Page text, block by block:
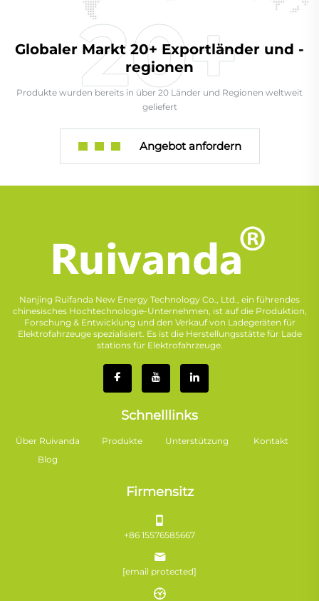
Globaler Markt 20+ Exportländer und -
regionen
Produkte wurden bereits in über 20 Länder und Regionen weltweit
geliefert
Angebot anfordern
Nanjing Ruifanda New Energy Technology Co., Ltd., ein führendes
chinesisches Hochtechnologie-Unternehmen, ist auf die Produktion,
Forschung & Entwicklung und den Verkauf von Ladegeräten für
Elektrofahrzeuge spezialisiert. Es ist die Herstellungsstätte für Lade
stations für Elektrofahrzeuge.
Schnelllinks
Über Ruivanda Produkte Unterstützung
Kontakt
Blog
Firmensitz
+86 15576585667
[email protected]